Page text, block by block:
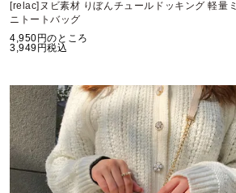
[relac]ヌビ素材 りぼんチュールドッキング 軽量ミ
ニトートバッグ
4,950
のところ
3,949
税込